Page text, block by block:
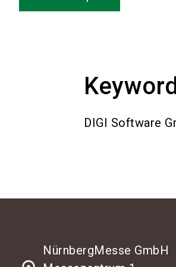
DIGI Software
NürnbergMesse GmbH